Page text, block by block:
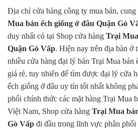
Địa chỉ cửa hàng công ty mua bán, cung
Mua bán ếch giống ở đâu Quận Gò
duy nhất có tại Shop cửa hàng Trại
Quận Gò Vấp. Hiện nay trên địa bàn ở
nhiều cửa hàng đại lý bán Trại Mua bán
giá rẻ, tuy nhiên để tìm được đại lý cửa
ếch giống ở đâu uy tín tốt nhất không
phối chính thức các mặt hàng Trại Mua
Việt Nam, Shop cửa hàng Trại Mua
Gò Vấp đi đầu trong lĩnh vực phân